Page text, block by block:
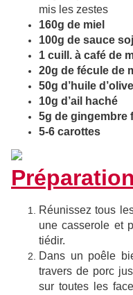
mis les zestes
160g de miel
100g de sauce
1 cuill. à café de
20g de fécule de
50g d’huile d’olive
10g d’ail haché
5g de gingembre
5-6 carottes
Préparation
Réunissez tous
une casserole et
tiédir.
Dans un poêle
travers de porc
sur toutes les